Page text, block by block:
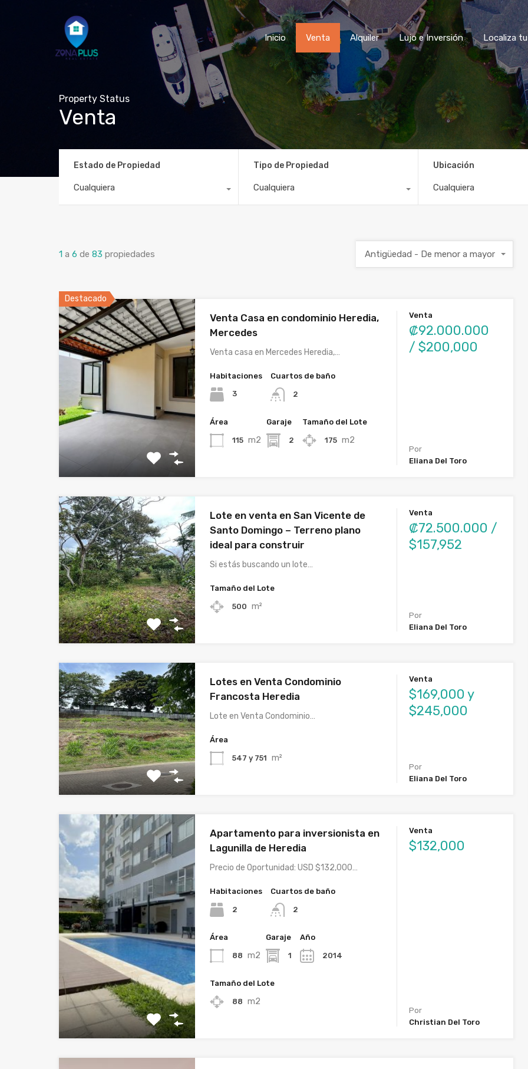
Inicio Venta Alquiler Lujo e Inversión
Inicio
Venta Alquiler Lujo e Inversión Localiza
Property Status
Venta
Estado de Propiedad
Cualquiera
Tipo de Propiedad
Cualquiera
Ubicación
Cualquiera
1 a 6 de 83 propiedades Antigüedad - De menor a mayor
Destacado
Venta Casa en condominio Heredia,
Mercedes
Venta casa en Mercedes Heredia,…
Habitaciones
3
Cuartos de baño
2
Área
115 m2
Garaje
2
Tamaño del Lote
175 m2
Venta
₡92.000.000
/ $200,000
Por
Eliana Del Toro
Lote en venta en San Vicente de
Santo Domingo – Terreno plano
ideal para construir
Si estás buscando un lote…
Tamaño del Lote
500 m²
Venta
₡72.500.000 /
$157,952
Por
Eliana Del Toro
Lotes en Venta Condominio
Francosta Heredia
Lote en Venta Condominio…
Área
547 y 751 m²
Venta
$169,000 y
$245,000
Por
Eliana Del Toro
Apartamento para inversionista en
Lagunilla de Heredia
Precio de Oportunidad: USD $132,000…
Habitaciones
2
Cuartos de baño
2
Área
88 m2
Garaje
1
Año
2014
Tamaño del Lote
88 m2
Venta
$132,000
Por
Christian Del Toro